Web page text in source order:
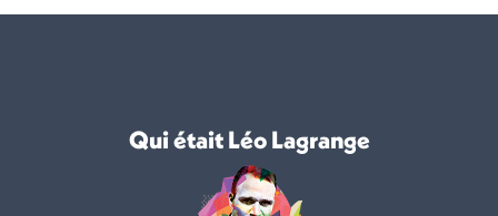
Qui était Léo Lagrange